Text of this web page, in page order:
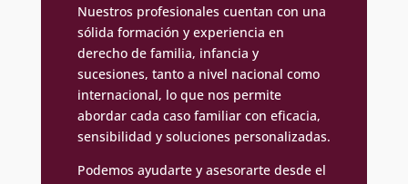
Nuestros profesionales cuentan con una
sólida formación y experiencia en
derecho de familia, infancia y
sucesiones, tanto a nivel nacional como
internacional, lo que nos permite
abordar cada caso familiar con eficacia,
sensibilidad y soluciones personalizadas.
Podemos ayudarte y asesorarte desde el